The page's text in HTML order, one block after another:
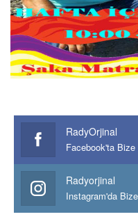
RadyOrjinal
Radyorjinal